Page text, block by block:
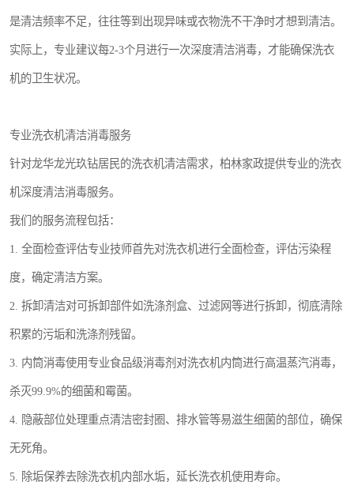
是清洁频率不足，往往等到出现异味或衣物洗不干净时才想到清洁。
实际上，专业建议每2-3个月进行一次深度清洁消毒，才能确保洗衣
机的卫生状况。
专业洗衣机清洁消毒服务
针对龙华龙光玖钻居民的洗衣机清洁需求，柏林家政提供专业的洗衣
机深度清洁消毒服务。
我们的服务流程包括：
1. 全面检查评估专业技师首先对洗衣机进行全面检查，评估污染程
度，确定清洁方案。
2. 拆卸清洁对可拆卸部件如洗涤剂盒、过滤网等进行拆卸，彻底清除
积累的污垢和洗涤剂残留。
3. 内筒消毒使用专业食品级消毒剂对洗衣机内筒进行高温蒸汽消毒，
杀灭99.9%的细菌和霉菌。
4. 隐蔽部位处理重点清洁密封圈、排水管等易滋生细菌的部位，确保
无死角。
5. 除垢保养去除洗衣机内部水垢，延长洗衣机使用寿命。